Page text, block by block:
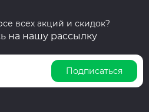
всех акций и скидок?
на нашу рассылку
Подписаться